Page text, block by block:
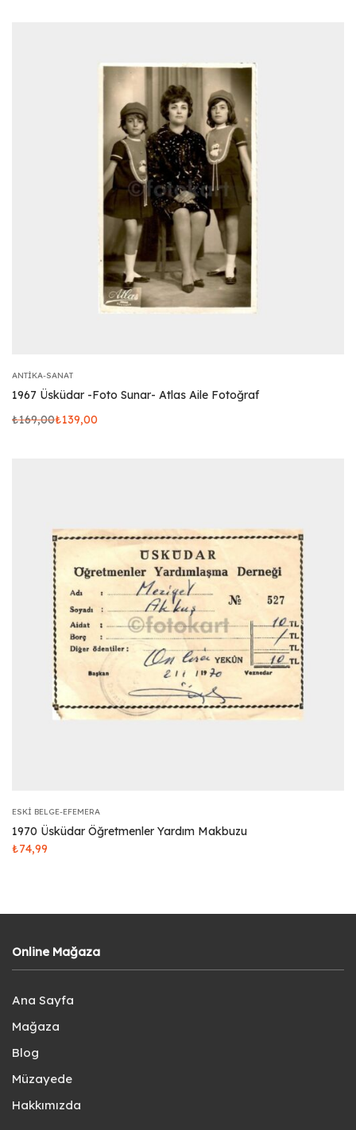
ANTIKA-SANAT
1967 Üsküdar -Foto Sunar- Atlas Aile Fotoğraf
₺169,00₺139,00
ESKI BELGE-EFEMERA
1970 Üsküdar Öğretmenler Yardım Makbuzu
₺74,99
Online Mağaza
Ana Sayfa
Mağaza
Blog
Müzayede
Hakkımızda